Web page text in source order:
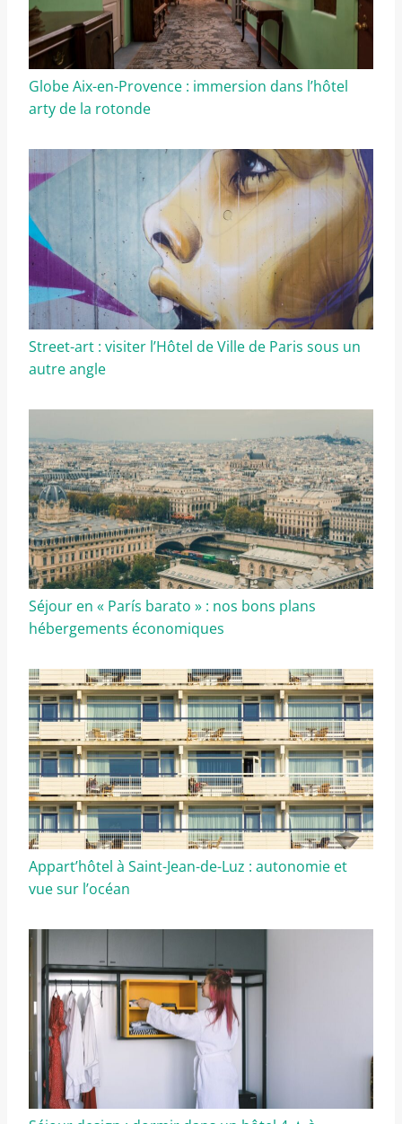
Globe Aix-en-Provence : immersion dans l’hôtel
arty de la rotonde
Street-art : visiter l’Hôtel de Ville de Paris sous un
autre angle
Séjour en « París barato » : nos bons plans
hébergements économiques
Appart’hôtel à Saint-Jean-de-Luz : autonomie et
vue sur l’océan